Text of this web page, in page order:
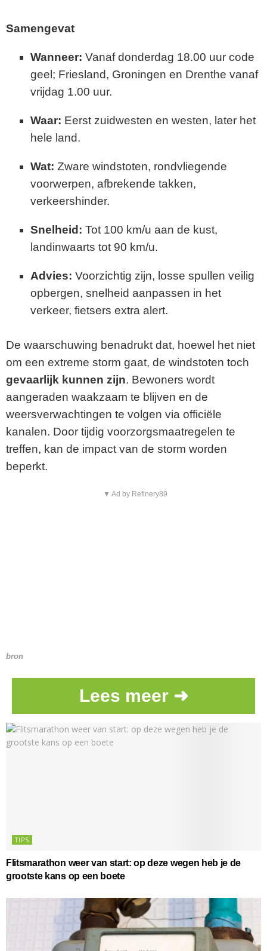
Samengevat
Wanneer: Vanaf donderdag 18.00 uur code
geel; Friesland, Groningen en Drenthe vanaf
vrijdag 1.00 uur.
Waar: Eerst zuidwesten en westen, later het
hele land.
Wat: Zware windstoten, rondvliegende
voorwerpen, afbrekende takken,
verkeershinder.
Snelheid: Tot 100 km/u aan de kust,
landinwaarts tot 90 km/u.
Advies: Voorzichtig zijn, losse spullen veilig
opbergen, snelheid aanpassen in het
verkeer, fietsers extra alert.
De waarschuwing benadrukt dat, hoewel het niet
om een extreme storm gaat, de windstoten toch
gevaarlijk kunnen zijn. Bewoners wordt
aangeraden waakzaam te blijven en de
weersverwachtingen te volgen via officiële
kanalen. Door tijdig voorzorgsmaatregelen te
treffen, kan de impact van de storm worden
beperkt.
▼ Ad by Refinery89
bron
Lees meer ➜
TIPS
Flitsmarathon weer van start: op deze wegen heb je de
grootste kans op een boete